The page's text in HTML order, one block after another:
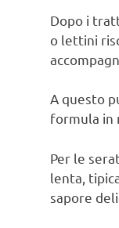
Dopo i
o lettini
A questo
formula in
Per le
lenta,
sapore